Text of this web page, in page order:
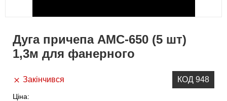
Дуга причепа АМС-650 (5 шт)
1,3м для фанерного
Закінчився КОД 948
Ціна: